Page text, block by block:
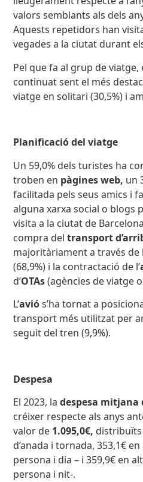
valors semblants als dels
Aquests repetidors han
vegades a la ciutat durant
Pel que fa al grup de viatge,
continuat sent el més
viatge en solitari (30,5%) i
Planificació del viatge
Un 59,0% dels turistes ha
troben en pàgines web, un
facilitada pels seus amics i
alguna xarxa social o blogs
visita a la ciutat de
compra deltransport
majoritàriament a través
(68,9%) i la contractació de l’
d’OTAs(agències de viatge
L’aviós’ha tornat a
transport més utilitzat per
seguit del tren (9,9%).
Despesa
El 2023, ladespesa mitjana
créixer respecte als anys
valor de 1.095,0€,
d’anada i tornada, 353,1€
persona i dia – i 359,9€ en
persona i nit-.